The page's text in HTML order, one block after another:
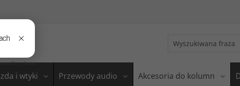
i wtyki Przewody audio Akcesoria do kolumn